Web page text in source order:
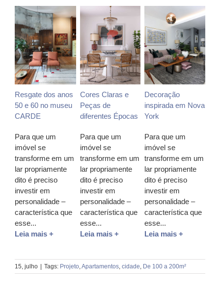
Resgate dos anos
50 e 60 no museu
CARDE
Para que um
imóvel se
transforme em um
lar propriamente
dito é preciso
investir em
personalidade –
característica que
esse...
Leia mais +
Cores Claras e
Peças de
diferentes Épocas
Para que um
imóvel se
transforme em um
lar propriamente
dito é preciso
investir em
personalidade –
característica que
esse...
Leia mais +
Decoração
inspirada em Nova
York
Para que um
imóvel se
transforme em um
lar propriamente
dito é preciso
investir em
personalidade –
característica que
esse...
Leia mais +
15, julho Tags: Projeto,Apartamentos, cidade, De 100 a 200m²